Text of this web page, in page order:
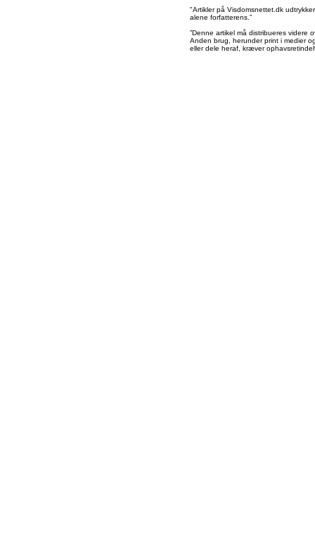
"Artikler på Visdomsnettet.dk
alene forfatterens.”
”Denne artikel må distribueres videre
Anden brug, herunder print i medier
eller dele heraf, kræver